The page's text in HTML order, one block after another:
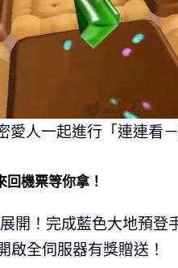
愛人一起進行「連連看－
機票等你拿！
開！完成藍色大地預登
啟全伺服器有獎贈送！